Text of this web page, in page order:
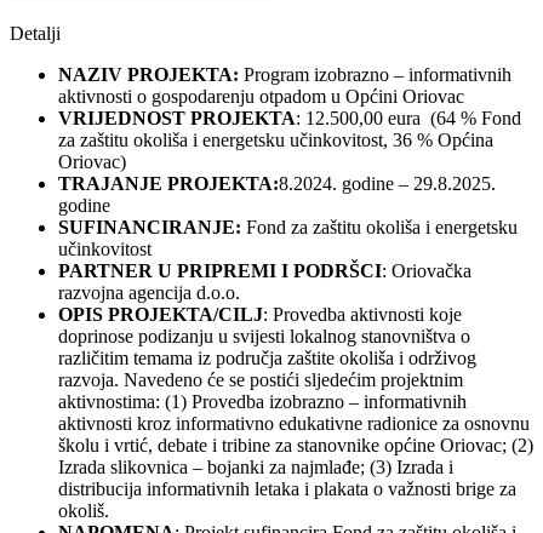
Detalji
NAZIV PROJEKTA: Program izobrazno – informativnih
aktivnosti o gospodarenju otpadom u Općini Oriovac
VRIJEDNOST PROJEKTA: 12.500,00 eura (64 % Fond
za zaštitu okoliša i energetsku učinkovitost, 36 % Općina
Oriovac)
TRAJANJE PROJEKTA:8.2024. godine – 29.8.2025.
godine
SUFINANCIRANJE: Fond za zaštitu okoliša i energetsku
učinkovitost
PARTNER U PRIPREMI I PODRŠCI: Oriovačka
razvojna agencija d.o.o.
OPIS PROJEKTA/CILJ: Provedba aktivnosti koje
doprinose podizanju u svijesti lokalnog stanovništva o
različitim temama iz područja zaštite okoliša i održivog
razvoja. Navedeno će se postići sljedećim projektnim
aktivnostima: (1) Provedba izobrazno – informativnih
aktivnosti kroz informativno edukativne radionice za osnovnu
školu i vrtić, debate i tribine za stanovnike općine Oriovac; (2)
Izrada slikovnica – bojanki za najmlađe; (3) Izrada i
distribucija informativnih letaka i plakata o važnosti brige za
okoliš.